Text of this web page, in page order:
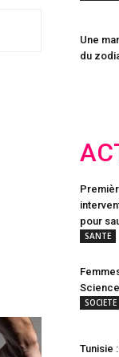
Une
du
pour
SANTE
SOCIETE
Tunisie